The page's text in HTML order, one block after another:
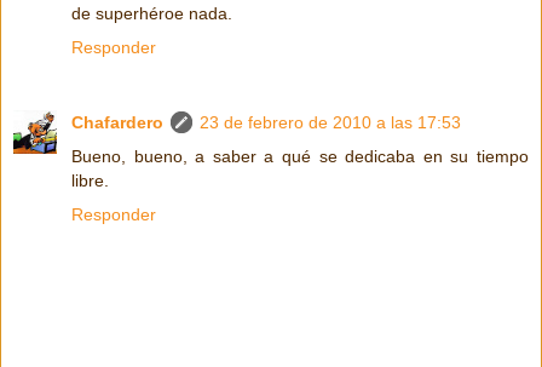
de superhéroe nada.
Responder
Chafardero
23 de febrero de 2010 a las 17:53
Bueno, bueno, a saber a qué se dedicaba en su tiempo
libre.
Responder